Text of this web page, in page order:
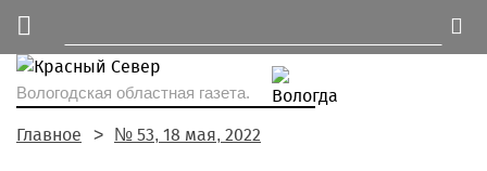
Вологодская областная газета.
Главное № 53, 18 мая, 2022